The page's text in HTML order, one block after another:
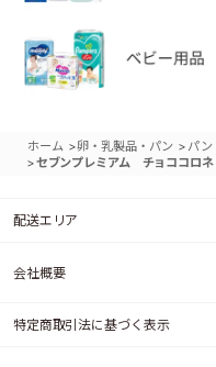
ホーム >卵・乳製品・パン > パン
>セブンプレミアム チョココロネ
配送エリア
会社概要
特定商取引法に基づく表示